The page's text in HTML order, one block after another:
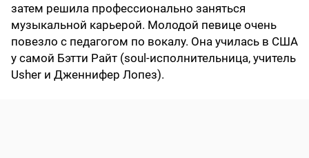
затем решила профессионально заняться
музыкальной карьерой. Молодой певице очень
повезло с педагогом по вокалу. Она училась в США
у самой Бэтти Райт (soul-исполнительница, учитель
Usher и Дженнифер Лопез).